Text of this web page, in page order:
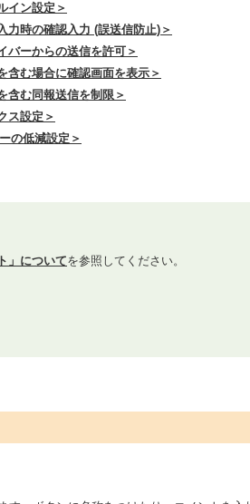
イン設定＞
力時の確認入力 (誤送信防止)＞
バーからの送信を許可＞
含む場合に確認画面を表示＞
含む同報送信を制限＞
ス設定＞
の低減設定＞
」についてを参照してください。